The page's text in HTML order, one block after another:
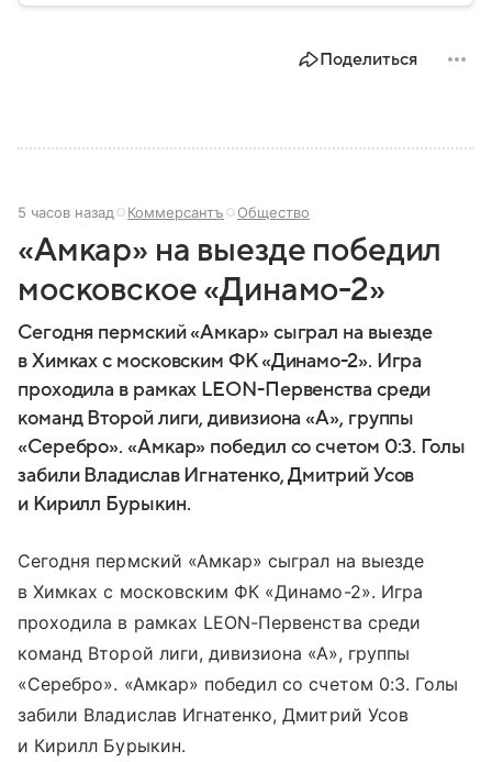
задачи выполняет и какую роль играет вПоделиться
5 часов назад Коммерсантъ Общество
«Амкар» на выезде победил
московское «Динамо-2»
Сегодня пермский «Амкар» сыграл на выезде
в Химках с московским ФК «Динамо-2». Игра
проходила в рамках LEON-Первенства среди
команд Второй лиги, дивизиона «А», группы
«Серебро». «Амкар» победил со счетом 0:3. Голы
забили Владислав Игнатенко, Дмитрий Усов
и Кирилл Бурыкин.
Сегодня пермский «Амкар» сыграл на выезде
в Химках с московским ФК «Динамо-2». Игра
проходила в рамках LEON-Первенства среди
команд Второй лиги, дивизиона «А», группы
«Серебро». «Амкар» победил со счетом 0:3. Голы
забили Владислав Игнатенко, Дмитрий Усов
и Кирилл Бурыкин.